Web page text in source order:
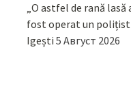
„O astfel de rană lasă
fost operat un polițist
Igești 5 Август 2026